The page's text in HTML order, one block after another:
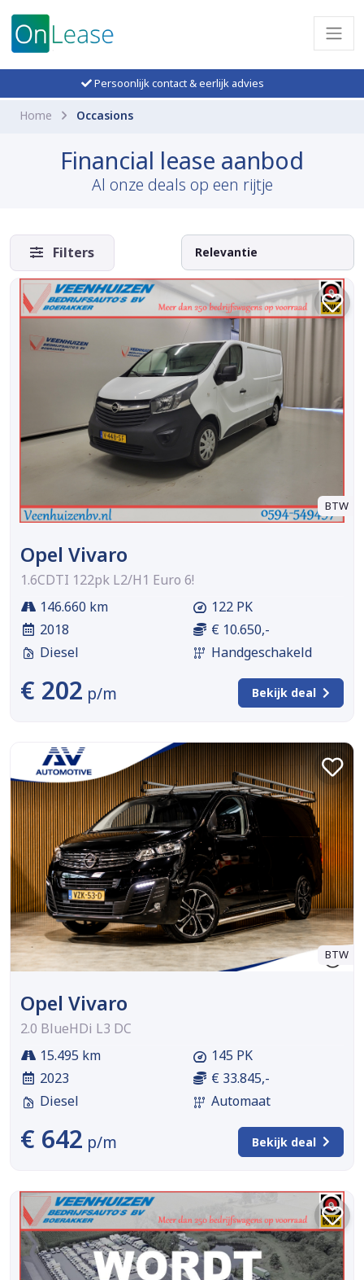
Persoonlijk contact & eerlijk advies
Home Occasions
Financial lease aanbod
Al onze deals op een rijtje
Filters
BTW
Opel Vivaro
1.6CDTI 122pk L2/H1 Euro 6!
146.660 km
2018
Diesel
122 PK
€ 10.650,-
Handgeschakeld
€ 202 p/m Bekijk deal
BTW
Opel Vivaro
2.0 BlueHDi L3 DC
15.495 km
2023
Diesel
145 PK
€ 33.845,-
Automaat
€ 642 p/m Bekijk deal